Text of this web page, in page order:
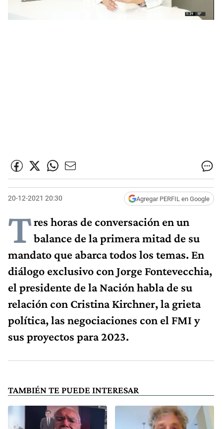
20-12-2021 20:30 Agregar PERFIL en Google
Tres horas de conversación en un
balance de la primera mitad de su
mandato que abarca todos los temas. En
diálogo exclusivo con Jorge Fontevecchia,
el presidente de la Nación habla de su
relación con Cristina Kirchner, la grieta
política, las negociaciones con el FMI y
sus proyectos para 2023.
TAMBIÉN TE PUEDE INTERESAR